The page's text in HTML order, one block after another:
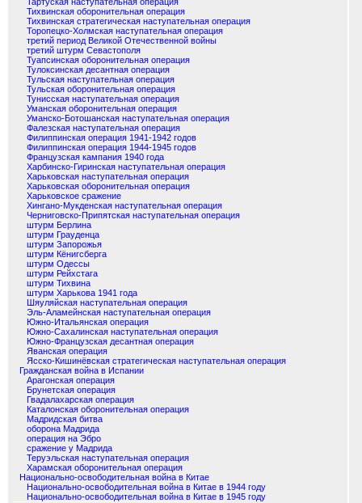
Тихвинская оборонительная операция
Тихвинская стратегическая наступательная операция
Торопецко-Холмская наступательная операция
третий период Великой Отечественной войны
третий штурм Севастополя
Туапсинская оборонительная операция
Тулоксинская десантная операция
Тульская наступательная операция
Тульская оборонительная операция
Тунисская наступательная операция
Уманская оборонительная операция
Уманско-Ботошанская наступательная операция
Фалезская наступательная операция
Филиппинская операция 1941-1942 годов
Филиппинская операция 1944-1945 годов
Французская кампания 1940 года
Харбинско-Гиринская наступательная операция
Харьковская наступательная операция
Харьковская оборонительная операция
Харьковское сражение
Хингано-Мукденская наступательная операция
Черниговско-Припятская наступательная операция
штурм Берлина
штурм Грауденца
штурм Запорожья
штурм Кёнигсберга
штурм Одессы
штурм Рейхстага
штурм Тихвина
штурм Харькова 1941 года
Шяуляйская наступательная операция
Эль-Аламейнская наступательная операция
Южно-Итальянская операция
Южно-Сахалинская наступательная операция
Южно-Французская десантная операция
Яванская операция
Ясско-Кишинёвская стратегическая наступательная операция
Гражданская война в Испании
Арагонская операция
Брунетская операция
Гвадалахарская операция
Каталонская оборонительная операция
Мадридская битва
оборона Мадрида
операция на Эбро
сражение у Мадрида
Теруэльская наступательная операция
Харамская оборонительная операция
Национально-освободительная война в Китае
Национально-освободительная война в Китае в 1944 году
Национально-освободительная война в Китае в 1945 году